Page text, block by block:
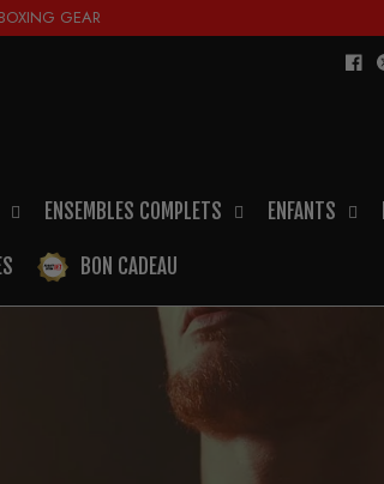
GEAR
ENSEMBLES COMPLETS ENFANTS
BON CADEAU